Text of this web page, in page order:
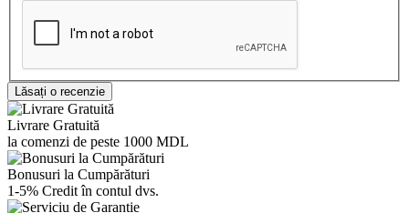
Lăsați o recenzie
Livrare Gratuită
la comenzi de peste 1000 MDL
Bonusuri la Cumpărături
1-5% Credit în contul dvs.